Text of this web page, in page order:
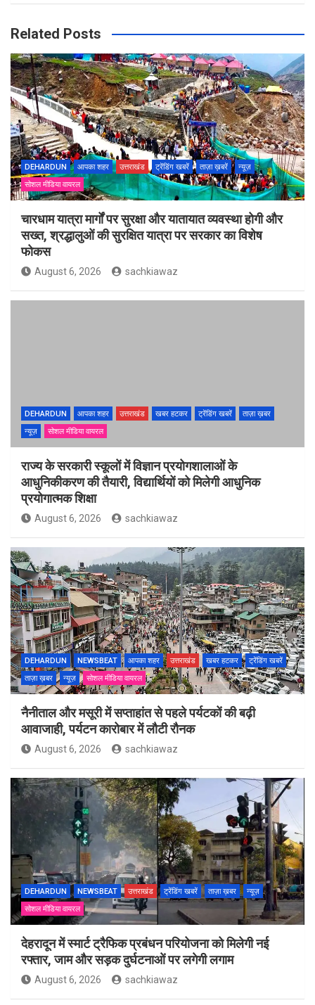
Related Posts
DEHARDUN आपका शहर उत्तराखंड ट्रेंडिंग खबरें ताज़ा ख़बरें
न्यूज़
सोशल मीडिया वायरल
चारधाम यात्रा मार्गों पर सुरक्षा और यातायात व्यवस्था होगी और
सख्त, श्रद्धालुओं की सुरक्षित यात्रा पर सरकार का विशेष
फोकस
August 6, 2026 sachkiawaz
DEHARDUN आपका शहर उत्तराखंड खबर हटकर ट्रेंडिंग खबरें
ताज़ा ख़बर
न्यूज़
सोशल मीडिया वायरल
राज्य के सरकारी स्कूलों में विज्ञान प्रयोगशालाओं के
आधुनिकीकरण की तैयारी, विद्यार्थियों को मिलेगी आधुनिक
प्रयोगात्मक शिक्षा
August 6, 2026 sachkiawaz
DEHARDUN NEWSBEAT आपका शहर उत्तराखंड खबर हटकर
ट्रेंडिंग खबरें
ताज़ा ख़बर
न्यूज़ सोशल मीडिया वायरल
नैनीताल और मसूरी में सप्ताहांत से पहले पर्यटकों की बढ़ी
आवाजाही, पर्यटन कारोबार में लौटी रौनक
August 6, 2026 sachkiawaz
DEHARDUN NEWSBEAT उत्तराखंड ट्रेंडिंग खबरें ताज़ा ख़बर
न्यूज़
सोशल मीडिया वायरल
देहरादून में स्मार्ट ट्रैफिक प्रबंधन परियोजना को मिलेगी नई
रफ्तार, जाम और सड़क दुर्घटनाओं पर लगेगी लगाम
August 6, 2026 sachkiawaz